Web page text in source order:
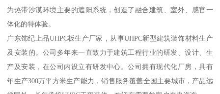
为热带沙漠环境主要的遮阳系统，创造了融合建筑、室外、感官一
体化的特体验。
广东饰纪上品UHPC板生产厂家，从事UHPC新型建筑装饰材料生产
及安装的。公司多年来一直致力于建筑工程行业的研发、设计、生
产及安装，在公司内设立有研发中心。公司拥有现代化厂房，具有
年生产300万平方米生产能力，销售服务覆盖全国主要城市，产品远